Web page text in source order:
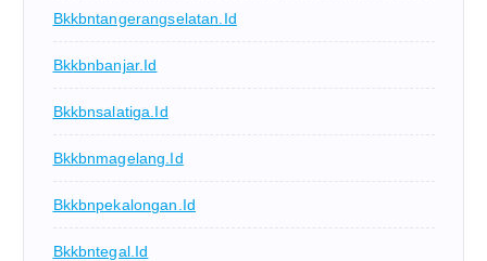
Bkkbntangerangselatan.id
Bkkbnbanjar.id
Bkkbnsalatiga.id
Bkkbnmagelang.id
Bkkbnpekalongan.id
Bkkbntegal.id